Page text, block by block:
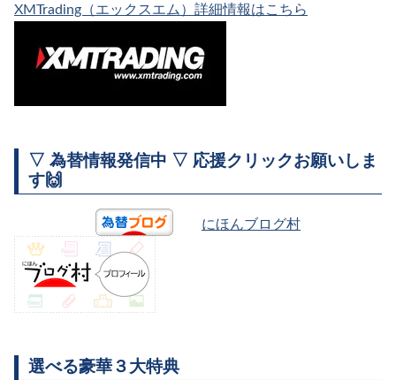
XMTrading（エックスエム）詳細情報はこちら
▽ 為替情報発信中 ▽ 応援クリックお願いしま
す🙌
にほんブログ村
選べる豪華３大特典